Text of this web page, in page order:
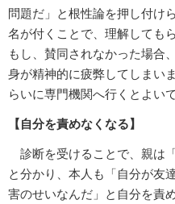
問題だ」と根性論を押し付け
名が付くことで、理解しても
もし、賛同されなかった場合
身が精神的に疲弊してしまい
らいに専門機関へ行くとよい
【自分を責めなくなる】
診断を受けることで、親は
と分かり、本人も「自分が友
害のせいなんだ」と自分を責